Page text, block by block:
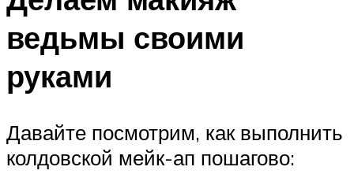
ведьмы своими
руками
Давайте посмотрим, как выполнить
колдовской мейк-ап пошагово: